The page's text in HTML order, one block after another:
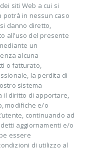
siti Web a cui si
potrà in nessun caso
danno diretto,
all’uso del presente
un
alcuna
o fatturato,
la perdita di
sistema
il diritto di apportare,
modifiche e/o
continuando ad
aggiornamenti e/o
essere
di utilizzo al